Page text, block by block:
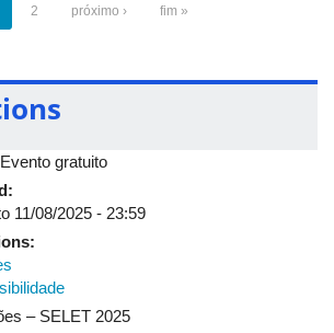
Educação Linguística
- destinada a estudantes de cursos de
de línguas da rede de educação básica -
e práticas sobre possibilidades de
2 próximo › fim »
Evento gratuito
11/08/2025 - 23:59
– SELET 2025